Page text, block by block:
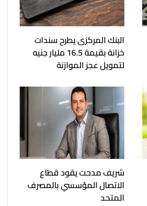
البنك المركزى يطرح سندات
خزانة بقيمة 16.5 مليار جنيه
لتمويل عجز الموازنة
شريف مدحت يقود قطاع
الاتصال المؤسسي بالمصرف
المتحد